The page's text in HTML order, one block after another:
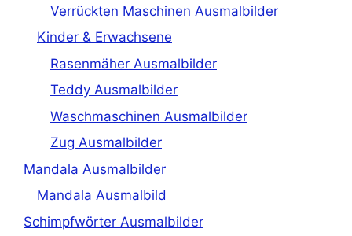
Verrückten Maschinen Ausmalbilder
Kinder & Erwachsene
Rasenmäher Ausmalbilder
Teddy Ausmalbilder
Waschmaschinen Ausmalbilder
Zug Ausmalbilder
Mandala Ausmalbilder
Mandala Ausmalbild
Schimpfwörter Ausmalbilder